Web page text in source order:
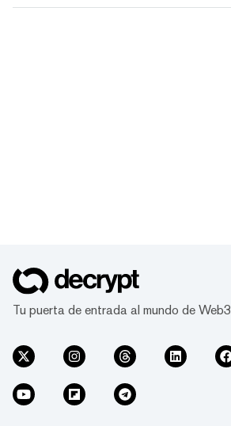
Tu puerta de entrada al mundo de Web3